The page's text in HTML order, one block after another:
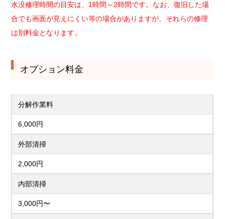
水没修理時間の目安は、1時間～2時間です。なお、復旧した場
合でも画面が見えにくい等の場合がありますが、それらの修理
は別料金となります。
オプション料金
分解作業料
6,000円
外部清掃
2,000円
内部清掃
3,000円〜